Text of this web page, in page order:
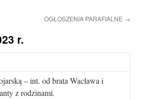
OGŁOSZENIA PARAFIALNE →
r.
– int. od brata Wacława i
z rodzinami.